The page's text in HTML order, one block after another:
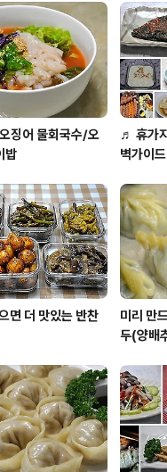
징어 물회국수/오
밥
♬ 휴가
벽가이
면 더 맛있는 반찬
미리 만
두(양배